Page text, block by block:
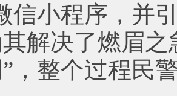
信小程序，并
解决了燃眉
，整个过程民